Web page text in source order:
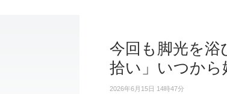
今回も脚光を浴
拾い」いつから
2026年6月15日 14時47分